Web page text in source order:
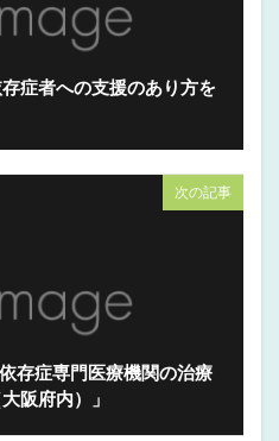
症者への支援のあり方を
次の記事
存症専門医療機関の治療
阪府内）」